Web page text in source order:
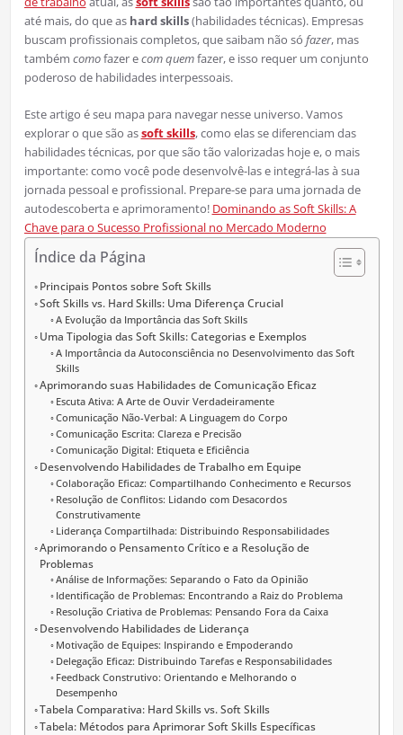
até mais, do que as hard skills(habilidades técnicas). Empresas
buscam profissionais completos, que saibam não só fazer, mas
também comofazer ecom quemfazer, e isso requer um conjunto
poderoso de habilidades interpessoais.
Este artigo é seu mapa para navegar nesse universo. Vamos
explorar o que são assoft skills, como elas se diferenciam das
habilidades técnicas, por que são tão valorizadas hoje e, o mais
importante: como você pode desenvolvê-las e integrá-las à sua
jornada pessoal e profissional. Prepare-se para uma jornada de
autodescoberta e aprimoramento! Dominando as Soft Skills: A
Chave para o Sucesso Profissional no Mercado Moderno
Índice da Página
Principais Pontos sobre Soft Skills
Soft Skills vs. Hard Skills: Uma Diferença Crucial
A Evolução da Importância das Soft Skills
Uma Tipologia das Soft Skills: Categorias e Exemplos
A Importância da Autoconsciência no Desenvolvimento das Soft
Skills
Aprimorando suas Habilidades de Comunicação Eficaz
Escuta Ativa: A Arte de Ouvir Verdadeiramente
Comunicação Não-Verbal: A Linguagem do Corpo
Comunicação Escrita: Clareza e Precisão
Comunicação Digital: Etiqueta e Eficiência
Desenvolvendo Habilidades de Trabalho em Equipe
Colaboração Eficaz: Compartilhando Conhecimento e Recursos
Resolução de Conflitos: Lidando com Desacordos
Construtivamente
Liderança Compartilhada: Distribuindo Responsabilidades
Aprimorando o Pensamento Crítico e a Resolução de
Problemas
Análise de Informações: Separando o Fato da Opinião
Identificação de Problemas: Encontrando a Raiz do Problema
Resolução Criativa de Problemas: Pensando Fora da Caixa
Desenvolvendo Habilidades de Liderança
Motivação de Equipes: Inspirando e Empoderando
Delegação Eficaz: Distribuindo Tarefas e Responsabilidades
Feedback Construtivo: Orientando e Melhorando o
Desempenho
Tabela Comparativa: Hard Skills vs. Soft Skills
Tabela: Métodos para Aprimorar Soft Skills Específicas